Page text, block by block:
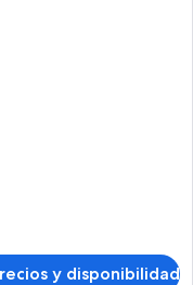
y disponibilidad